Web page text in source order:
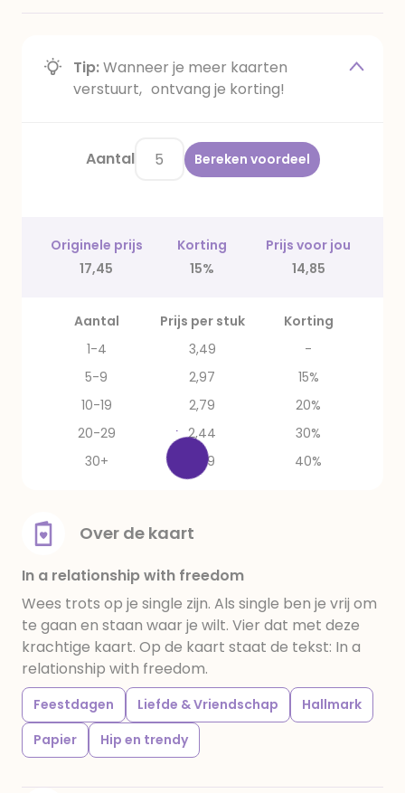
Tip:Wanneer je meer kaarten
verstuurt, ontvang je korting!
Aantal Bereken voordeel
Originele prijs Korting
Prijs voor jou
17,45
15% 14,85
Aantal Prijs per stuk
Korting
1-4
3,49
-
5-9
2,97
15%
10-19
2,79
20%
20-29
2,44
30%
30+
2,09 40%
Over de kaart
In a relationship with freedom
Wees trots op je single zijn. Als single ben je vrij om
te gaan en staan waar je wilt. Vier dat met deze
krachtige kaart. Op de kaart staat de tekst: In a
relationship with freedom.
Feestdagen Liefde & Vriendschap
Hallmark
Papier
Hip en trendy